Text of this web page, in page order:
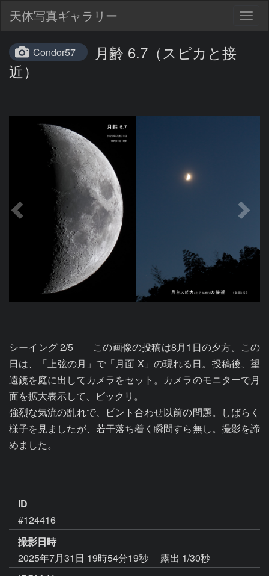
天体写真ギャラリー
Condor57
月齢 6.7（スピカと接
近）
シーイング 2/5　　この画像の投稿は8月1日の夕方。この
日は、「上弦の月」で「月面 X」の現れる日。投稿後、望
遠鏡を庭に出してカメラをセット。カメラのモニターで月
面を拡大表示して、ビックリ。
強烈な気流の乱れで、ピント合わせ以前の問題。しばらく
様子を見ましたが、若干落ち着く瞬間すら無し。撮影を諦
めました。
ID
#124416
撮影日時
2025年7月31日 19時54分19秒
露出 1/30秒